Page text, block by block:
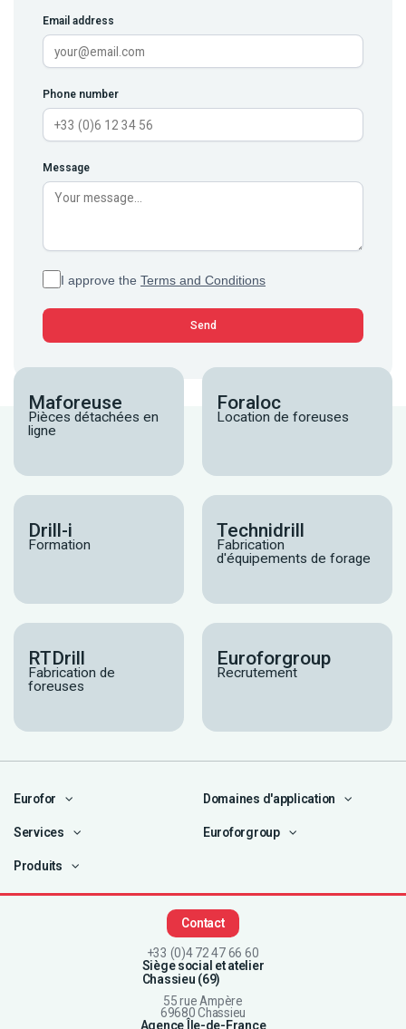
Email address
Phone number
Message
I approve the Terms and Conditions
Maforeuse
Pièces détachées en
ligne
Foraloc
Location de foreuses
Drill-i
Formation
Technidrill
Fabrication
d'équipements de forage
RTDrill
Fabrication de
foreuses
Euroforgroup
Recrutement
Eurofor Domaines d'application
Services Euroforgroup
Produits
Contact
+33 (0)4 72 47 66 60
Siège social et atelier
Chassieu (69)
55 rue Ampère
69680 Chassieu
Agence Île-de-France